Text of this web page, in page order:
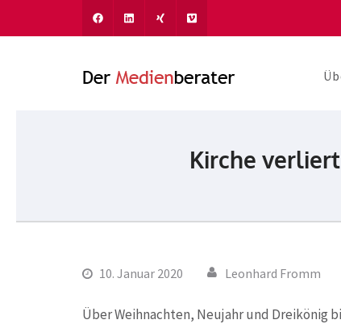
Kirche
10. Januar 2020 Leonhard Fromm
Über Weihnachten, Neujahr und Dreikönig